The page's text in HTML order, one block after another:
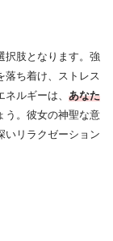
択肢となります。強
落ち着け、ストレス
ルギーは、 あなた
う。彼女の神聖な意
いリラクゼーション